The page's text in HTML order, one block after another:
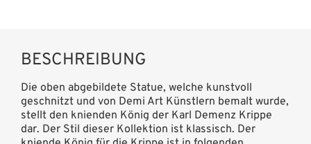
BESCHREIBUNG
Die oben abgebildete Statue, welche kunstvoll
geschnitzt und von Demi Art Künstlern bemalt wurde,
stellt den knienden König der Karl Demenz Krippe
dar. Der Stil dieser Kollektion ist klassisch. Der